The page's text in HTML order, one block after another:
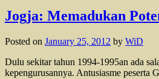
Jogja: Memadukan
Posted on January 25, 2012 by WiD
Dulu sekitar tahun 1994-1995an ada
kepengurusannya. Antusiasme peserta